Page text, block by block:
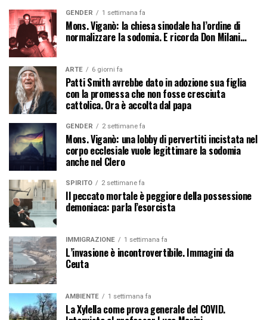
GENDER 1 settimana fa
Mons. Viganò: la chiesa sinodale ha l’ordine di
normalizzare la sodomia. E ricorda Don Milani…
ARTE 6 giorni fa
Patti Smith avrebbe dato in adozione sua figlia
con la promessa che non fosse cresciuta
cattolica. Ora è accolta dal papa
GENDER 2 settimane fa
Mons. Viganò: una lobby di pervertiti incistata nel
corpo ecclesiale vuole legittimare la sodomia
anche nel Clero
SPIRITO 2 settimane fa
Il peccato mortale è peggiore della possessione
demoniaca: parla l’esorcista
IMMIGRAZIONE 1 settimana fa
L’invasione è incontrovertibile. Immagini da
Ceuta
AMBIENTE 1 settimana fa
La Xylella come prova generale del COVID.